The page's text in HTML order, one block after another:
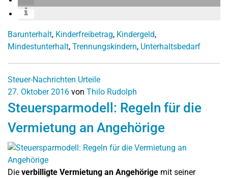
Barunterhalt, Kinderfreibetrag, Kindergeld,
Mindestunterhalt, Trennungskindern, Unterhaltsbedarf
Steuer-Nachrichten Urteile
27. Oktober 2016 von Thilo Rudolph
Steuersparmodell: Regeln für die
Vermietung an Angehörige
Die verbilligte Vermietung an Angehörige mit seiner